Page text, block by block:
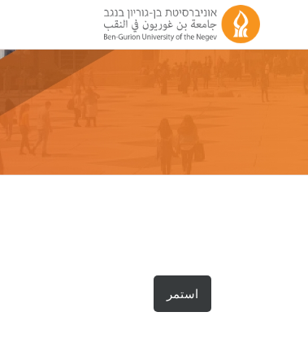
استمر